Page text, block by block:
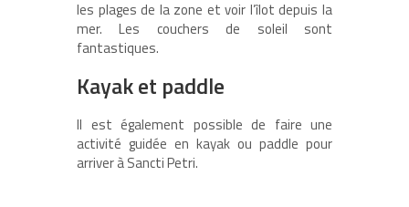
les plages de la zone et voir l’îlot depuis la
mer. Les couchers de soleil sont
fantastiques.
Kayak et paddle
Il est également possible de faire une
activité guidée en kayak ou paddle pour
arriver à Sancti Petri.